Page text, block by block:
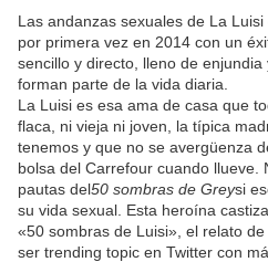
Las andanzas sexuales de La
por primera vez en 2014 con un
sencillo y directo, lleno de
forman parte de la vida diaria.
La Luisi es esa ama de casa que
flaca, ni vieja ni joven, la típica
tenemos y que no se avergüenza
bolsa del Carrefour cuando llueve.
pautas del50 sombras de Greysi
su vida sexual. Esta heroína
«50 sombras de Luisi», el relato
ser trending topic en Twitter con